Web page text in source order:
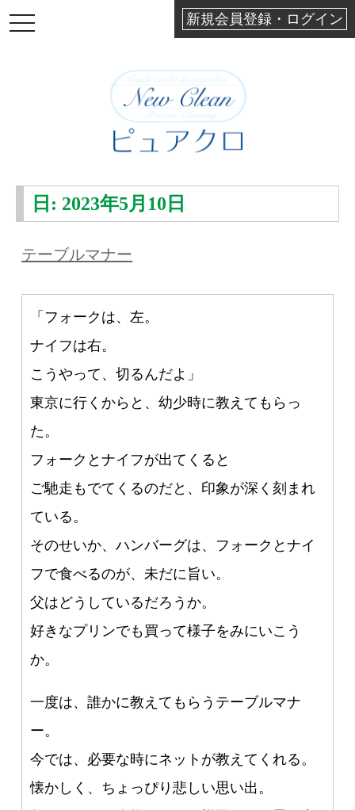
新規会員登録・ログイン
TOGGLE
日: 2023年5月10日
テーブルマナー
「フォークは、左。
ナイフは右。
こうやって、切るんだよ」
東京に行くからと、幼少時に教えてもらっ
た。
フォークとナイフが出てくると
ご馳走もでてくるのだと、印象が深く刻まれ
ている。
そのせいか、ハンバーグは、フォークとナイ
フで食べるのが、未だに旨い。
父はどうしているだろうか。
好きなプリンでも買って様子をみにいこう
か。
一度は、誰かに教えてもらうテーブルマナ
ー。
今では、必要な時にネットが教えてくれる。
懐かしく、ちょっぴり悲しい思い出。